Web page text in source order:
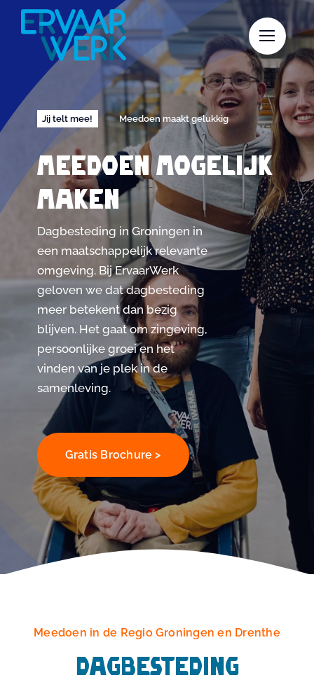
Skip
Jij telt mee! Meedoen maakt gelukkig
Meedoen mogelijk
maken
Dagbesteding in Groningen in
een maatschappelijk relevante
omgeving. Bij ErvaarWerk
geloven we dat dagbesteding
meer betekent dan bezig
blijven. Het gaat om zingeving,
persoonlijke groei en het
vinden van je plek in de
samenleving.
Gratis Brochure >
Meedoen in de Regio Groningen en Drenthe
Dagbesteding